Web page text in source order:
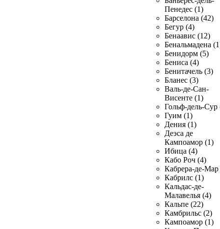
Пенедес (1)
Барселона (42)
Бегур (4)
Бенаавис (12)
Бенальмадена
Бенидорм (5)
Бениса (4)
Бенитачель (3)
Бланес (3)
Валь-де-Сан-
Висенте (1)
Гольф-дель-Сур
Гуим (1)
Дения (1)
Деэса де
Кампоамор (1)
Ибица (4)
Кабо Роч (4)
Кабрера-де-Мар
Кабрилс (1)
Кальдас-де-
Малавелья (4)
Кальпе (22)
Камбрильс (2)
Кампоамор (1)